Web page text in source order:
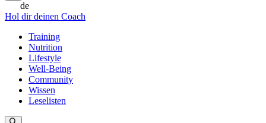
de
Hol dir deinen Coach
Training
Nutrition
Lifestyle
Well-Being
Community
Wissen
Leselisten